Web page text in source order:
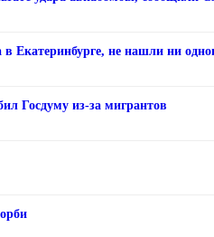
Екатеринбурге, не нашли ни
Госдуму из-за мигрантов